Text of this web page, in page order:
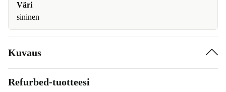
Väri
sininen
Kuvaus
Refurbed-tuotteesi